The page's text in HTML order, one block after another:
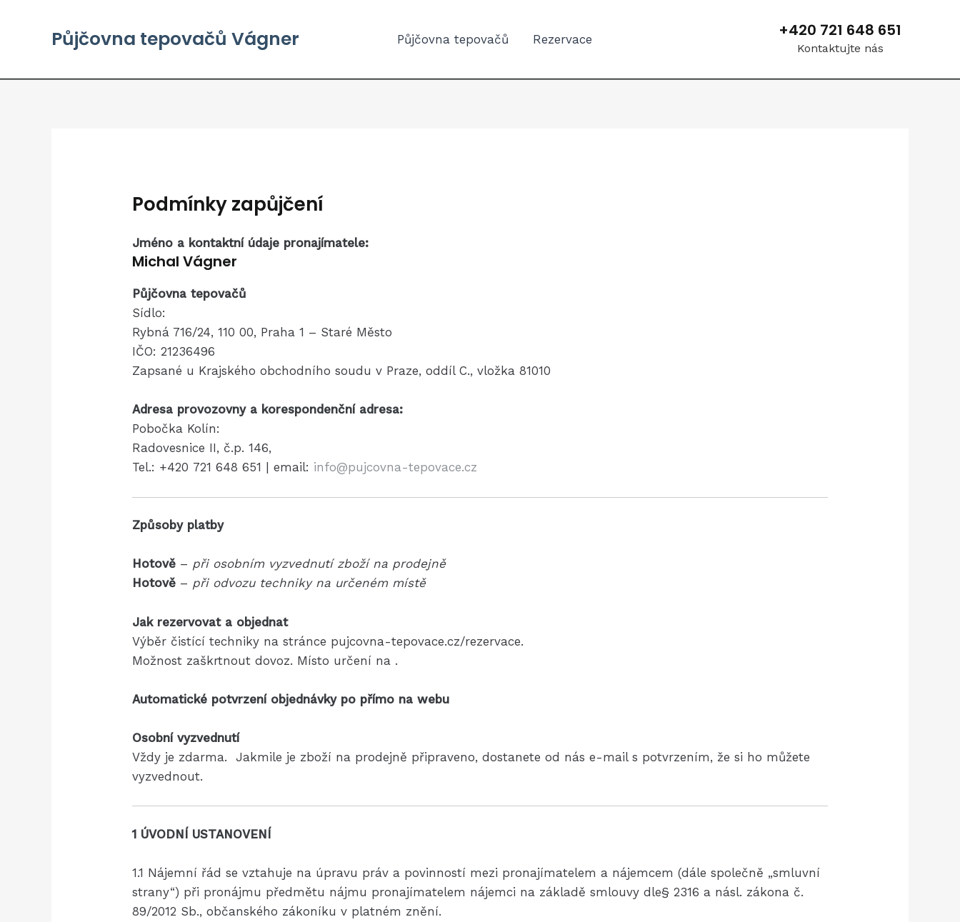
Půjčovna tepovačů Vágner Půjčovna tepovačů Rezervace +420 721 648 651
Kontaktujte nás
Podmínky zapůjčení
Jméno a kontaktní údaje pronajímatele:
Michal Vágner
Půjčovna tepovačů
Sídlo:
Rybná 716/24, 110 00, Praha 1 – Staré Město
IČO: 21236496
Zapsané u Krajského obchodního soudu v Praze, oddíl C., vložka 81010
Adresa provozovny a korespondenční adresa:
Pobočka Kolín:
Radovesnice II, č.p. 146,
Tel.: +420 721 648 651 | email: info@pujcovna-tepovace.cz
Způsoby platby
Hotově – při osobním vyzvednutí zboží na prodejně
Hotově – při odvozu techniky na určeném místě
Jak rezervovat a objednat
Výběr čistící techniky na stránce pujcovna-tepovace.cz/rezervace.
Možnost zaškrtnout dovoz. Místo určení na .
Automatické potvrzení objednávky po přímo na webu
Osobní vyzvednutí
Vždy je zdarma. Jakmile je zboží na prodejně připraveno, dostanete od nás e-mail s potvrzením, že si ho můžete
vyzvednout.
1 ÚVODNÍ USTANOVENÍ
1.1 Nájemní řád se vztahuje na úpravu práv a povinností mezi pronajímatelem a nájemcem (dále společně „smluvní
strany“) při pronájmu předmětu nájmu pronajímatelem nájemci na základě smlouvy dle§ 2316 a násl. zákona č.
89/2012 Sb., občanského zákoníku v platném znění.